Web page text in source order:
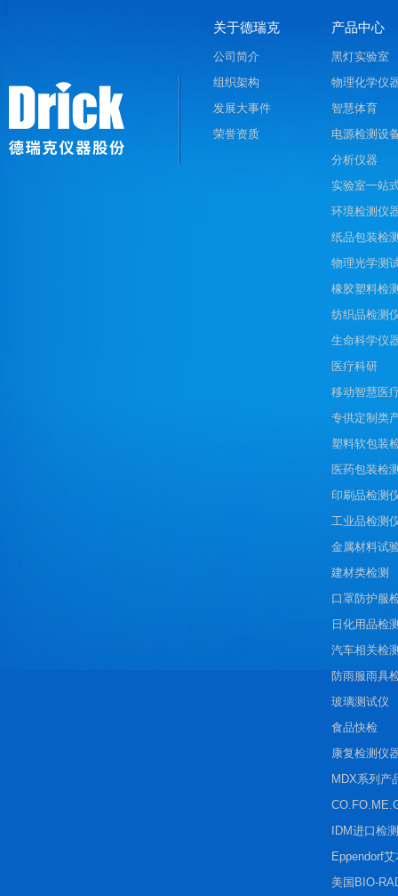
关于德瑞克
公司简介
组织架构
发展大事件
荣誉资质
产品中心
黑灯实验室
物理化学仪
智慧体育
电源检测设
分析仪器
实验室一站
环境检测仪
纸品包装检
物理光学测
橡胶塑料检
纺织品检测
生命科学仪
医疗科研
移动智慧医
专供定制类
塑料软包装
医药包装检
印刷品检测
工业品检测
金属材料试
建材类检测
口罩防护服
日化用品检
汽车相关检
防雨服雨具
玻璃测试仪
食品快检
康复检测仪
MDX系列产
IDM进口检
Eppendorf
美国BIO-